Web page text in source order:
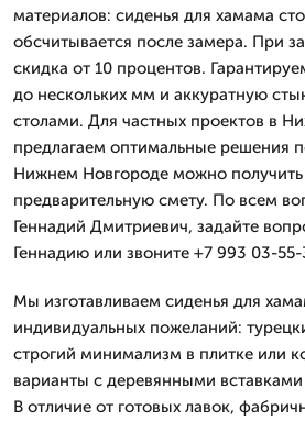
материалов: сиденья для хамама
обсчитывается после замера. При
скидка от 10 процентов.
до нескольких мм и аккуратную
столами. Для частных проектов в
предлагаем оптимальные решения
Нижнем Новгороде можно получить
предварительную смету. По всем
Геннадий Дмитриевич, задайте
Геннадию или звоните +7 993 03-55-
Мы изготавливаем сиденья для
индивидуальных пожеланий:
строгий минимализм в плитке или
варианты с деревянными
В отличие от готовых лавок,